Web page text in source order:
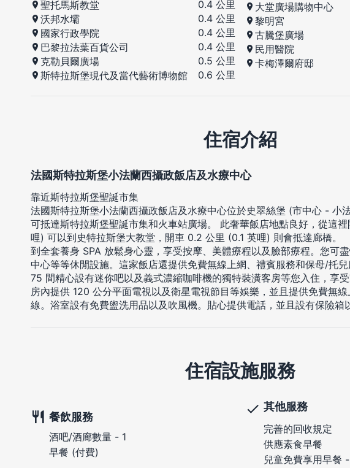
聖托馬斯教堂
0.4 公里
沃邦水壩
0.4 公里
國家行政學院
0.4 公里
巴黎拉法葉百貨公司
0.4 公里
克勒貝爾廣場
0.5 公里
斯特拉斯堡現代及當代藝術博物館
0.6 公里
大堂廣場購物中心
黎明宮
古騰堡廣場
民用醫院
卡梅澤爾府邸
住宿介紹
法國斯特拉斯堡小法蘭西攝政飯店及水療中心
靠近斯特拉斯堡聖誕市集
法國斯特拉斯堡小法蘭西攝政飯店及水療中心位於史翠絲堡 (市中心 - 小
可抵達斯特拉斯堡聖誕市集和火車站廣場。 此奢華飯店地點良好，從這
哩) 可以到史特拉斯堡大教堂，開車 0.2 公里 (0.1 英哩) 則會抵達廊橋。
到全套養身 SPA 放鬆身心靈，享受按摩、美體療程以及臉部療程。您可
中心等等休閒設施。這家飯店還提供免費無線上網、禮賓服務和保母/托兒
75 間精心設有迷你吧以及義式濃縮咖啡機的獨特裝潢客房等您入住，享受
房內提供 120 公分平面電視以及衛星電視節目等娛樂，並且提供免費無
線。浴室設有免費盥洗用品以及吹風機。貼心提供電話，並且設有保險箱
住宿設施服務
餐飲服務
酒吧/酒廊數量 - 1
早餐 (付費)
其他服務
完善的回收規定
供應素食早餐
兒童免費享用早餐